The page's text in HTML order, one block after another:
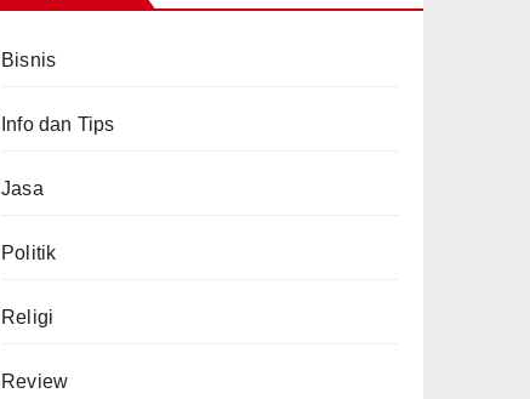
Bisnis
Info dan Tips
Jasa
Politik
Religi
Review